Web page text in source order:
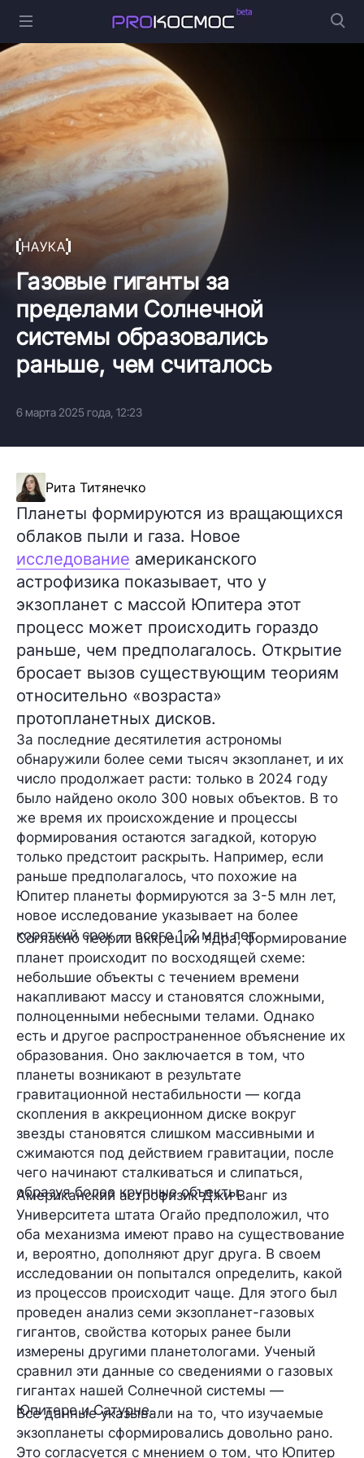
НАУКА
Газовые гиганты за
пределами Солнечной
системы образовались
раньше, чем считалось
6 марта 2025 года, 12:23
Рита Титянечко
Планеты формируются из вращающихся
облаков пыли и газа. Новое
исследование американского
астрофизика показывает, что у
экзопланет с массой Юпитера этот
процесс может происходить гораздо
раньше, чем предполагалось. Открытие
бросает вызов существующим теориям
относительно «возраста»
протопланетных дисков.
За последние десятилетия астрономы
обнаружили более семи тысяч экзопланет, и их
число продолжает расти: только в 2024 году
было найдено около 300 новых объектов. В то
же время их происхождение и процессы
формирования остаются загадкой, которую
только предстоит раскрыть. Например, если
раньше предполагалось, что похожие на
Юпитер планеты формируются за 3-5 млн лет,
новое исследование указывает на более
короткий срок — всего 1-2 млн лет.
Согласнотеории аккреции ядра,формирование
планет происходит по восходящей схеме:
небольшие объекты с течением времени
накапливают массу и становятся сложными,
полноценными небесными телами. Однако
есть и другое распространенное объяснение их
образования. Оно заключается в том, что
планеты возникают в результате
гравитационной нестабильности — когда
скопления в аккреционном диске вокруг
звезды становятся слишком массивными и
сжимаются под действием гравитации, после
чего начинают сталкиваться и слипаться,
образуя более крупные объекты.
Американский астрофизикДжи Ванг из
Университета штата Огайо предположил, что
оба механизма имеют право на существование
и, вероятно, дополняют друг друга. В своем
исследовании он попытался определить, какой
из процессов происходит чаще. Для этого был
проведен анализ семи экзопланет-газовых
гигантов, свойства которых ранее были
измерены другими планетологами. Ученый
сравнил эти данные со сведениями о газовых
гигантах нашей Солнечной системы —
Юпитере и Сатурне.
Все данные указывали на то, что изучаемые
экзопланеты сформировались довольно рано.
Это согласуется с мнением о том, что Юпитер